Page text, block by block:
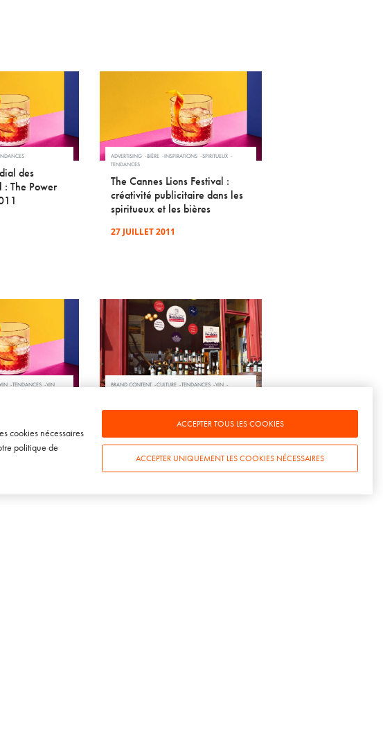
des
: The Power
ADVERTISING BIÈRE INSPIRATIONS
SPIRITUEUX
TENDANCES
The Cannes Lions Festival :
créativité publicitaire dans les
spiritueux et les bières
27 JUILLET 2011
TENDANCES VIN BRAND CONTENT CULTURE TENDANCES
VIN
SOWINE en campagne
nationale pour les Beaujolais
Nouveaux
16 NOVEMBRE 2023
cookies nécessaires
politique de
ACCEPTER UNIQUEMENT LES COOKIES NÉCESSAIRES
ACCEPTER TOUS LES COOKIES